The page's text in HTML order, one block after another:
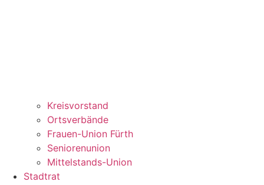
Kreisvorstand
Ortsverbände
Frauen-Union Fürth
Seniorenunion
Mittelstands-Union
Stadtrat